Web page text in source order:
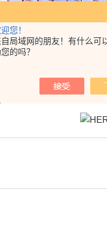
您！
局域网的朋友！有什么可
的吗？